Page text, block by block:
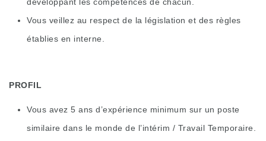
développant les compétences de chacun.
Vous veillez au respect de la législation et des règles
établies en interne.
PROFIL
Vous avez 5 ans d’expérience minimum sur un poste
similaire dans le monde de l’intérim / Travail Temporaire.